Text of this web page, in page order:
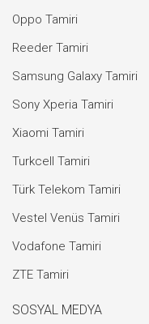
Oppo Tamiri
Reeder Tamiri
Samsung Galaxy Tamiri
Sony Xperia Tamiri
Xiaomi Tamiri
Turkcell Tamiri
Türk Telekom Tamiri
Vestel Venüs Tamiri
Vodafone Tamiri
ZTE Tamiri
SOSYAL MEDYA